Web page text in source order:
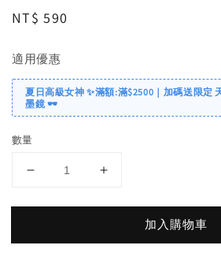
Regular
NT$ 590
適用優惠
夏日高級女神 ✨滿額:滿$2500｜加碼送限定
墨鏡 🕶️
數量
加入購物車